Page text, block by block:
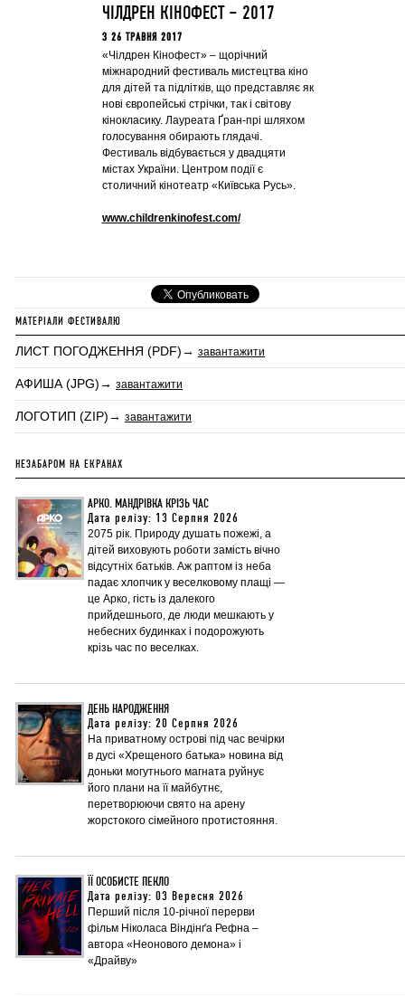
ЧІЛДРЕН КІНОФЕСТ – 2017
З 26 ТРАВНЯ 2017
«Чілдрен Кінофест» – щорічний
міжнародний фестиваль мистецтва кіно
для дітей та підлітків, що представляє як
нові європейські стрічки, так і світову
кінокласику. Лауреата Ґран-прі шляхом
голосування обирають глядачі.
Фестиваль відбувається у двадцяти
містах України. Центром події є
столичний кінотеатр «Київська Русь».
www.childrenkinofest.com/
МАТЕРІАЛИ ФЕСТИВАЛЮ
ЛИСТ ПОГОДЖЕННЯ (PDF)→ завантажити
АФИША (JPG)→ завантажити
ЛОГОТИП (ZIP)→ завантажити
НЕЗАБАРОМ НА ЕКРАНАХ
АРКО. МАНДРІВКА КРІЗЬ ЧАС
Дата релізу: 13 Серпня 2026
2075 рік. Природу душать пожежі, а
дітей виховують роботи замість вічно
відсутніх батьків. Аж раптом із неба
падає хлопчик у веселковому плащі —
це Арко, гість із далекого
прийдешнього, де люди мешкають у
небесних будинках і подорожують
крізь час по веселках.
ДЕНЬ НАРОДЖЕННЯ
Дата релізу: 20 Серпня 2026
На приватному острові під час вечірки
в дусі «Хрещеного батька» новина від
доньки могутнього магната руйнує
його плани на її майбутнє,
перетворюючи свято на арену
жорстокого сімейного протистояння.
ЇЇ ОСОБИСТЕ ПЕКЛО
Дата релізу: 03 Вересня 2026
Перший після 10-річної перерви
фільм Ніколаса Віндінґа Рефна –
автора «Неонового демона» і
«Драйву»